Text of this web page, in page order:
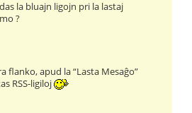
la bluajn ligojn pri la lastaj
?
flanko, apud la “Lasta Mesaĝo”
RSS-ligiloj